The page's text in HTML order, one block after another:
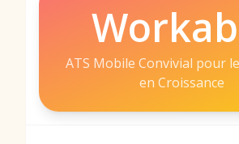
ATS Mobile Convivial pour
en Croissance